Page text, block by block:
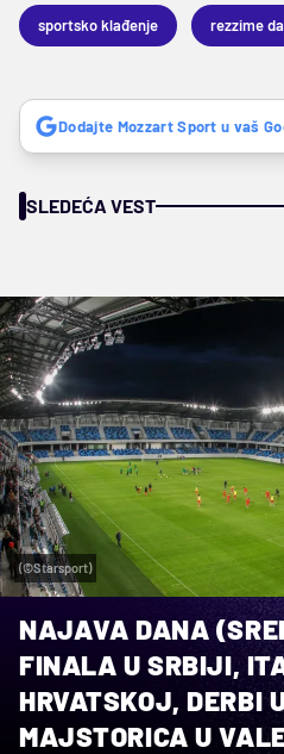
sportsko klađenje rezzime
Dodajte Mozzart Sport u vaš
SLEDEĆA VEST
(©Starsport)
NAJAVA DANA
FINALA U SRBIJI,
HRVATSKOJ, DERBI
MAJSTORICA U